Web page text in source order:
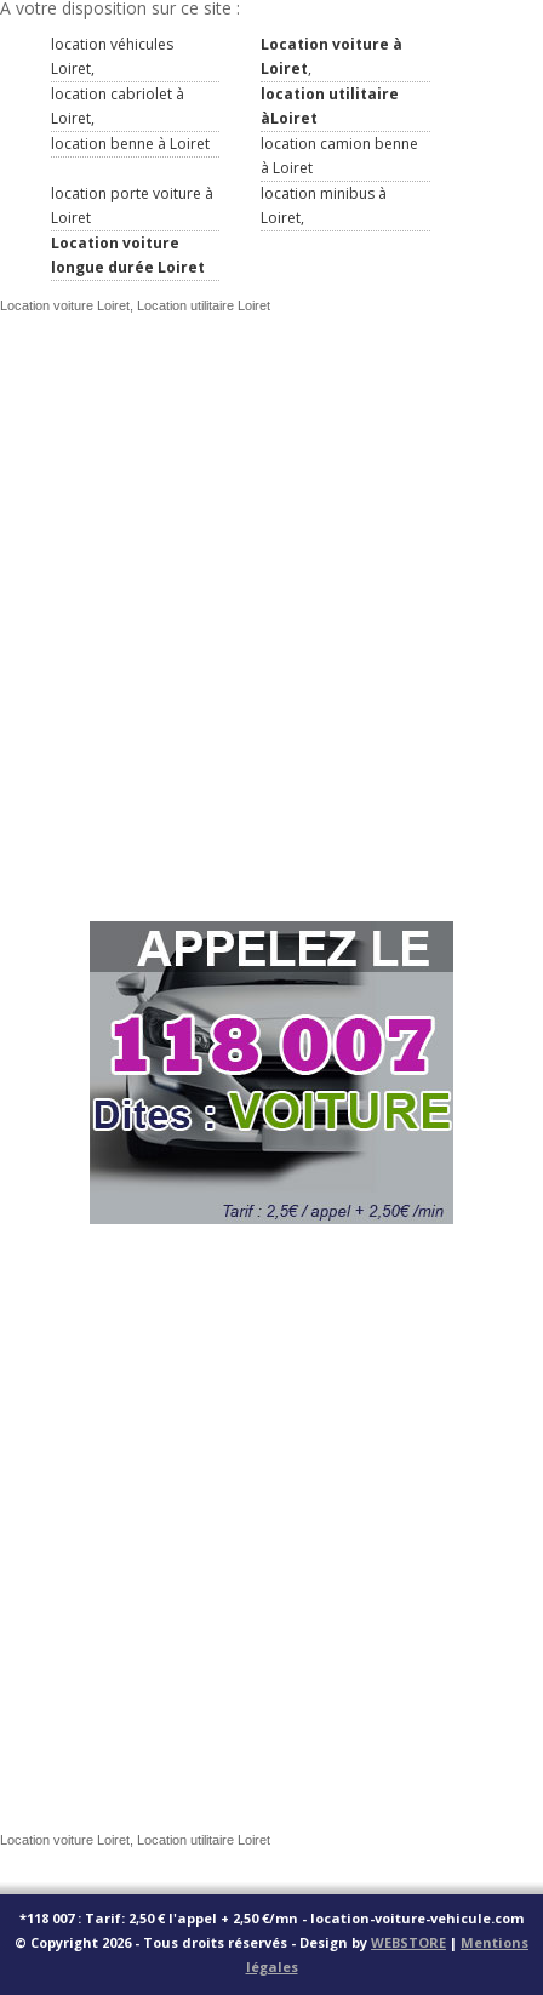
A votre disposition sur ce site :
location véhicules
Loiret,
Location voiture à
Loiret,
location cabriolet à
Loiret,
location utilitaire
àLoiret
location benne à Loiret
location camion benne
à Loiret
location porte voiture à
Loiret
location minibus à
Loiret,
Location voiture
longue durée Loiret
Location voiture Loiret, Location utilitaire Loiret
Location voiture Loiret, Location utilitaire Loiret
*118 007 : Tarif: 2,50 € l'appel + 2,50 €/mn - location-voiture-vehicule.com
© Copyright 2026 - Tous droits réservés - Design by WEBSTORE | Mentions
légales